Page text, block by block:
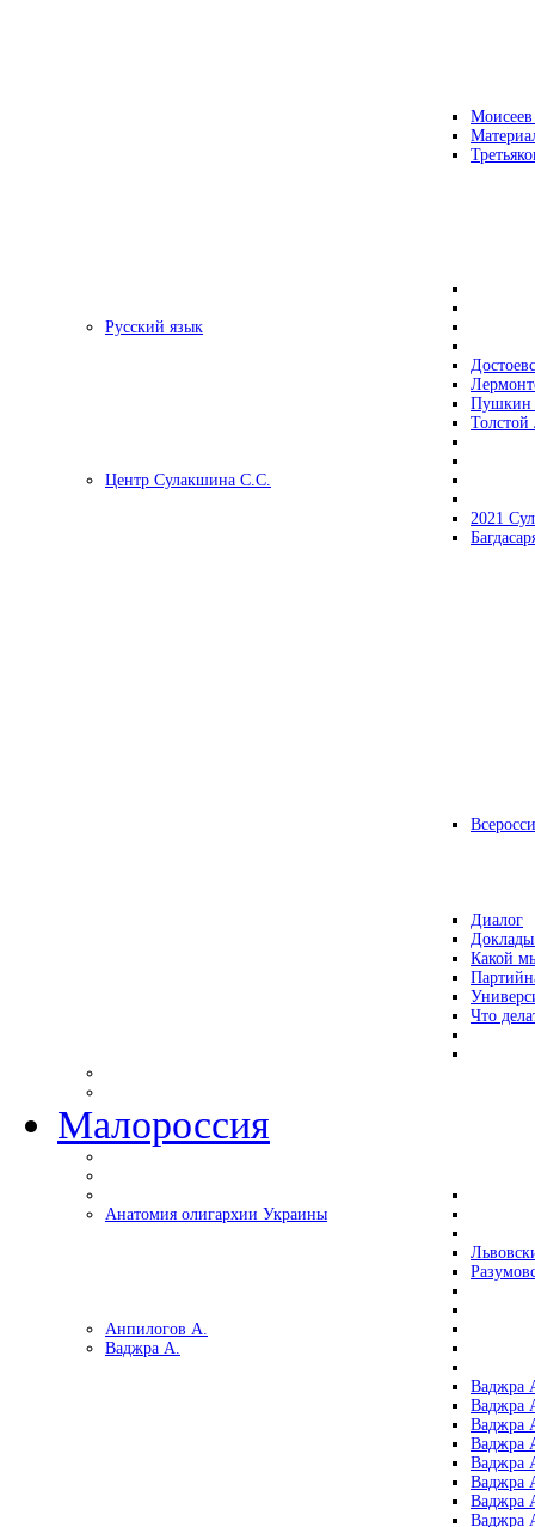
Русский язык
Центр Сулакшина С.С.
2021
Диалог
Какой
Что
Малороссия
Анатомия олигархии Украины
Анпилогов А.
Ваджра А.
Ваджра
Ваджра
Ваджра
Ваджра
Ваджра
Ваджра
Ваджра
Ваджра